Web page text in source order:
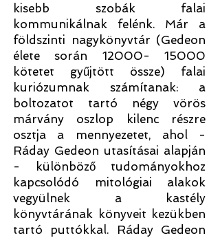
kisebb szobák falai
kommunikálnak felénk. Már a
földszinti nagykönyvtár (Gedeon
élete során 12000- 15000
kötetet gyűjtött össze) falai
kuriózumnak számítanak: a
boltozatot tartó négy vörös
márvány oszlop kilenc részre
osztja a mennyezetet, ahol -
Ráday Gedeon utasításai alapján
- különböző tudományokhoz
kapcsolódó mitológiai alakok
vegyülnek a kastély
könyvtárának könyveit kezükben
tartó puttókkal. Ráday Gedeon